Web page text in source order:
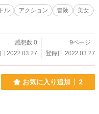
ル アクション 冒険
美女
感想数 0
9ページ
2022.03.27
登録日 2022.03.27
お気に入り追加 2